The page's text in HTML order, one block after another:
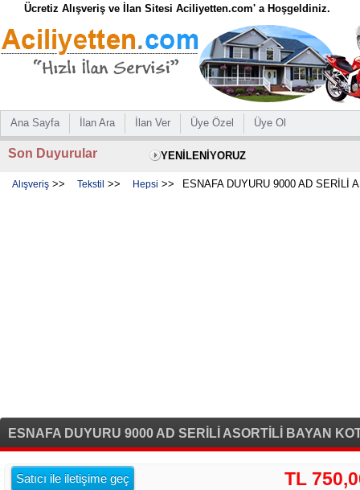
Ücretiz Alışveriş ve İlan Sitesi Aciliyetten.com' a Hoşgeldiniz.
Ana Sayfa İlan Ara İlan Ver Üye Özel Üye Ol
Son Duyurular YENİLENİYORUZ
Alışveriş >> Tekstil >> Hepsi >> ESNAFA DUYURU 9000 AD SERİLİ
ESNAFA DUYURU 9000 AD SERİLİ ASORTİLİ BAYAN
Satıcı ile iletişime geç TL